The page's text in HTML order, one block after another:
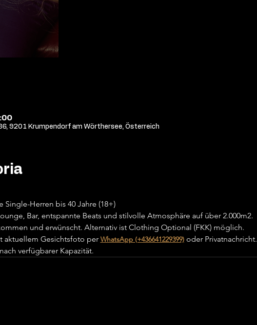
9201 Krumpendorf am Wörthersee, Österreich
Herren bis 40 Jahre (18+)
Bar, entspannte Beats und stilvolle Atmosphäre auf über 2.000m2.
und erwünscht. Alternativ ist Clothing Optional (FKK) möglich.
Gesichtsfoto per WhatsApp (+436641229399) oder Privatnachricht.
verfügbarer Kapazität.